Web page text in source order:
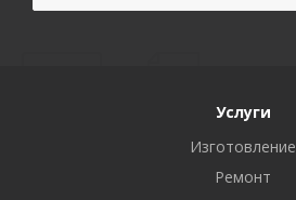
Услуги
Изготовление
Ремонт